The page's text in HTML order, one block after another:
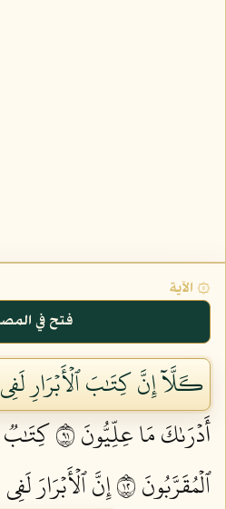
۞ الآية
فتح في
كـَلَّآ إِنَّ كِتَٰبَ ٱلۡأَبۡرَارِ لَفِي
أَدۡرَىٰكَ مَا عِلِّيُّونَ ١٩
كِتَٰبٞ
ٱلۡمُقَرَّبُونَ ٢١
إِنَّ ٱلۡأَبۡرَارَ لَفِي